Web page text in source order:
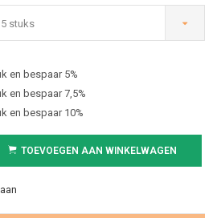
5 stuks
en bespaar 5%
en bespaar 7,5%
en bespaar 10%
TOEVOEGEN AAN WINKELWAGEN